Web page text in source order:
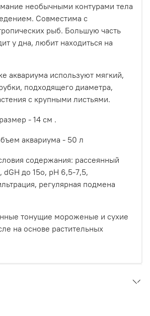
необычными контурами тела
Совместима с
рыб. Большую часть
у дна, любит находиться на
аквариума используют мягкий,
подходящего диаметра,
с крупными листьями.
- 14 см .
аквариума - 50 л
содержания: рассеянный
dGH до 15о, рН 6,5-7,5,
регулярная подмена
тонущие мороженые и сухие
на основе растительных